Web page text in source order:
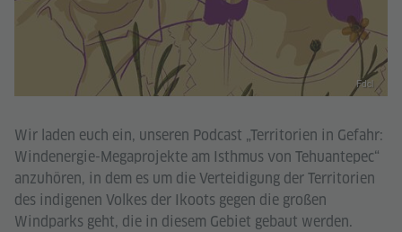
Fdcl
Wir laden euch ein, unseren Podcast „Territorien in Gefahr:
Windenergie-Megaprojekte am Isthmus von Tehuantepec“
anzuhören, in dem es um die Verteidigung der Territorien
des indigenen Volkes der Ikoots gegen die großen
Windparks geht, die in diesem Gebiet gebaut werden.